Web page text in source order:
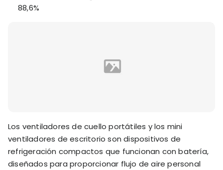
88,6%
Los ventiladores de cuello portátiles y los mini
ventiladores de escritorio son dispositivos de
refrigeración compactos que funcionan con batería,
diseñados para proporcionar flujo de aire personal